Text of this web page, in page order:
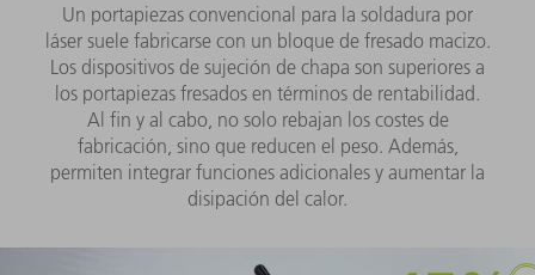
Un portapiezas convencional para la soldadura por
láser suele fabricarse con un bloque de fresado macizo.
Los dispositivos de sujeción de chapa son superiores a
los portapiezas fresados en términos de rentabilidad.
Al fin y al cabo, no solo rebajan los costes de
fabricación, sino que reducen el peso. Además,
permiten integrar funciones adicionales y aumentar la
disipación del calor.